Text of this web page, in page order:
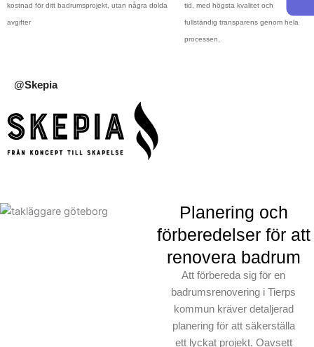
kostnad för ditt badrumsprojekt, utan några dolda
avgifter
tid, med högsta kvalitet och
fullständig transparens genom hela
processen.
@Skepia
Planering och
förberedelser för att
renovera badrum
Att förbereda sig för en
badrumsrenovering i Tierps
kommun kräver detaljerad
planering för att säkerställa
ett lyckat projekt. Oavsett